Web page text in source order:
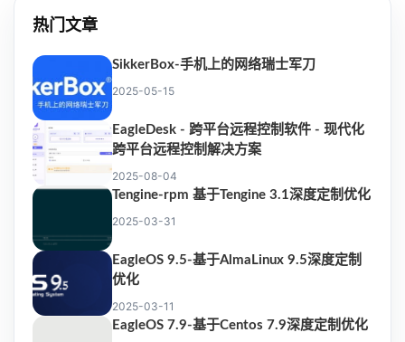
热门文章
SikkerBox-手机上的网络瑞士军刀
2025-05-15
EagleDesk - 跨平台远程控制软件 - 现代化
跨平台远程控制解决方案
2025-08-04
Tengine-rpm 基于Tengine 3.1深度定制优化
2025-03-31
EagleOS 9.5-基于AlmaLinux 9.5深度定制
优化
2025-03-11
EagleOS 7.9-基于Centos 7.9深度定制优化